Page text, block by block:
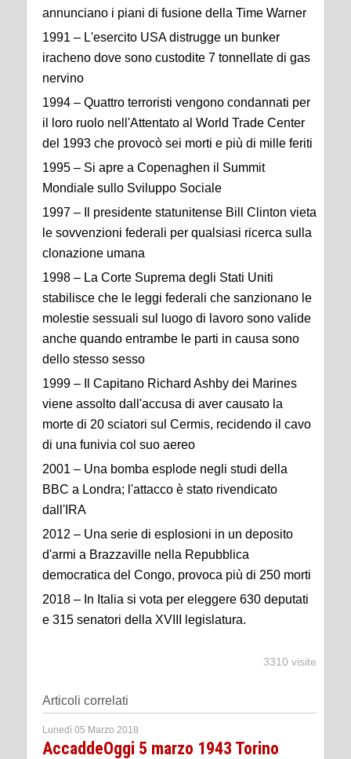
annunciano i piani di fusione della Time Warner
1991 – L'esercito USA distrugge un bunker
iracheno dove sono custodite 7 tonnellate di gas
nervino
1994 – Quattro terroristi vengono condannati per
il loro ruolo nell'Attentato al World Trade Center
del 1993 che provocò sei morti e più di mille feriti
1995 – Si apre a Copenaghen il Summit
Mondiale sullo Sviluppo Sociale
1997 – Il presidente statunitense Bill Clinton vieta
le sovvenzioni federali per qualsiasi ricerca sulla
clonazione umana
1998 – La Corte Suprema degli Stati Uniti
stabilisce che le leggi federali che sanzionano le
molestie sessuali sul luogo di lavoro sono valide
anche quando entrambe le parti in causa sono
dello stesso sesso
1999 – Il Capitano Richard Ashby dei Marines
viene assolto dall'accusa di aver causato la
morte di 20 sciatori sul Cermis, recidendo il cavo
di una funivia col suo aereo
2001 – Una bomba esplode negli studi della
BBC a Londra; l'attacco è stato rivendicato
dall'IRA
2012 – Una serie di esplosioni in un deposito
d'armi a Brazzaville nella Repubblica
democratica del Congo, provoca più di 250 morti
2018 – In Italia si vota per eleggere 630 deputati
e 315 senatori della XVIII legislatura.
3310 visite
Articoli correlati
Lunedì 05 Marzo 2018
AccaddeOggi 5 marzo 1943 Torino